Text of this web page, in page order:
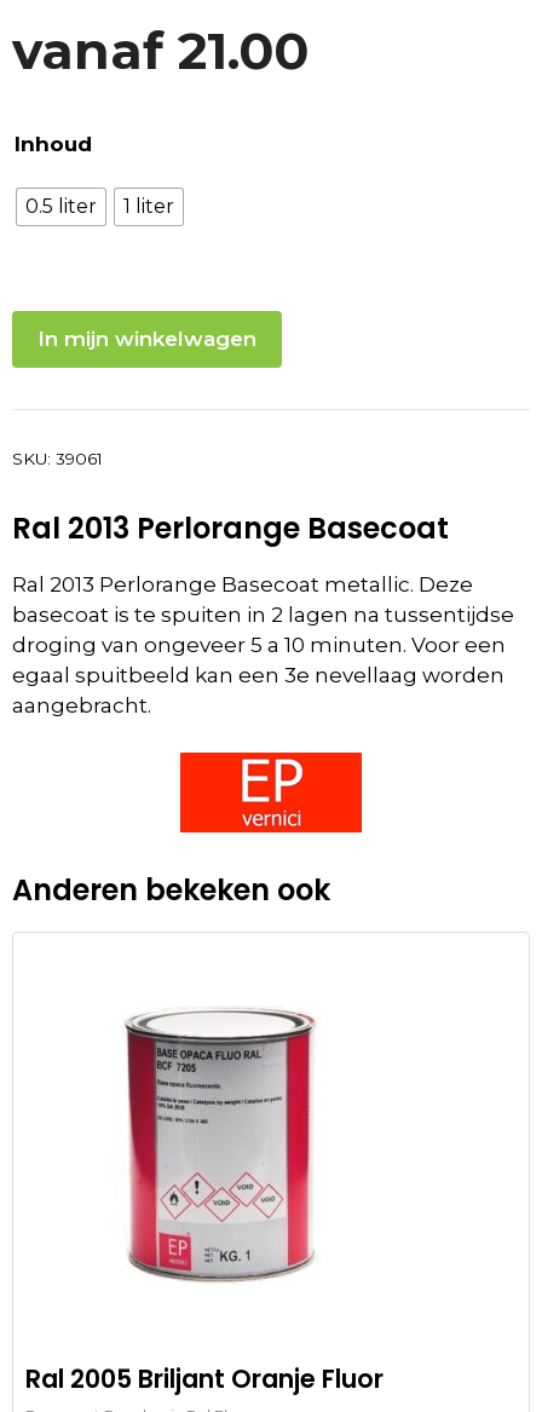
vanaf21.00
Inhoud
0.5 liter 1 liter
In mijn winkelwagen
SKU: 39061
Ral 2013 Perlorange Basecoat
Ral 2013 Perlorange Basecoat metallic. Deze
basecoat is te spuiten in 2 lagen na tussentijdse
droging van ongeveer 5 a 10 minuten. Voor een
egaal spuitbeeld kan een 3e nevellaag worden
aangebracht.
Anderen bekeken ook
Ral 2005 Briljant Oranje Fluor